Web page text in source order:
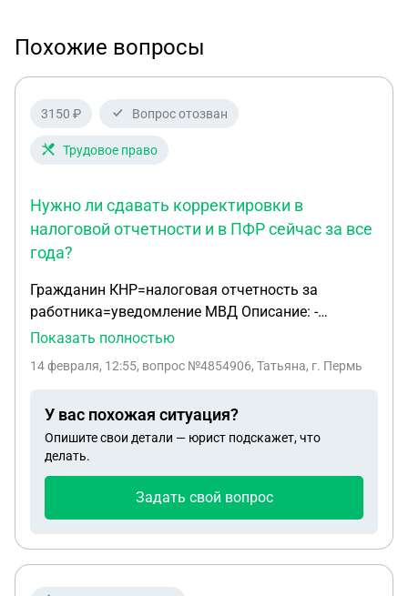
Похожие вопросы
3150 ₽ Вопрос отозван
Трудовое право
Нужно ли сдавать корректировки в
налоговой отчетности и в ПФР сейчас за все
года?
Гражданин КНР=налоговая отчетность за
работника=уведомление МВД Описание: -
гражданин КНР, 1991 г.р. с октября 2018 г.
ЗП начисляется ежемесячно и выплачивается на
институте здесь в РФ и есть сейчас ВНЖ (с 2024 г.
выдали - бессрочно); - ежегодно сдавал справки 2-
НДФЛ в МВД (в миграционную службу) - в конце
КНР увольняем, т.е. нужно=сдать ЕФС-1 на
уведомление в МВД при увольнении - на
Показать полностью
14 февраля, 12:55, вопрос №4854906, Татьяна, г. Пермь
У вас похожая ситуация?
Опишите свои детали — юрист подскажет, что
делать.
Задать свой вопрос